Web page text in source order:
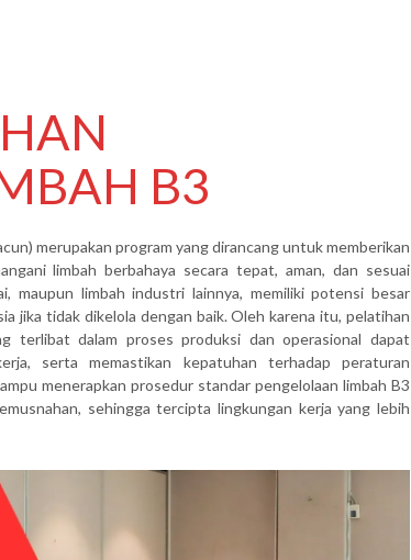
B3
merupakan program yang dirancang untuk memberikan
limbah berbahaya secara tepat, aman, dan sesuai
maupun limbah industri lainnya, memiliki potensi besar
jika tidak dikelola dengan baik. Oleh karena itu, pelatihan
terlibat dalam proses produksi dan operasional dapat
serta memastikan kepatuhan terhadap peraturan
menerapkan prosedur standar pengelolaan limbah B3
sehingga tercipta lingkungan kerja yang lebih